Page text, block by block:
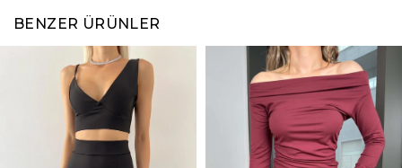
BENZER ÜRÜNLER